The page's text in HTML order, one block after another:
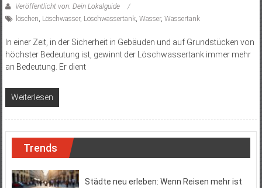
Veröffentlicht von: Dein Lokalguide
löschen, Löschwasser, Löschwassertank, Wasser, Wassertank
In einer Zeit, in der Sicherheit in Gebäuden und auf Grundstücken von
höchster Bedeutung ist, gewinnt der Löschwassertank immer mehr
an Bedeutung. Er dient
Weiterlesen
Trends
Städte neu erleben: Wenn Reisen mehr ist